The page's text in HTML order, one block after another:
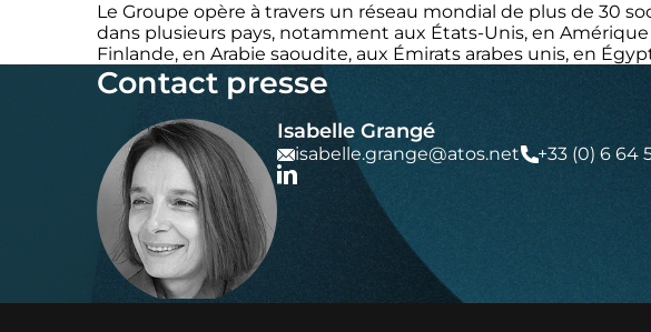
Le Groupe opère à travers un réseau mondial de plus de 30
dans plusieurs pays, notamment aux États-Unis, en
Finlande, en Arabie saoudite, aux Émirats arabes unis, en
Contact presse
Isabelle Grangé
isabelle.grange@atos.net +33 (0) 6 64